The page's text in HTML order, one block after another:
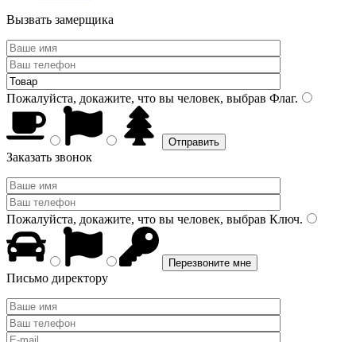
Вызвать замерщика
Пожалуйста, докажите, что вы человек, выбрав Флаг.
Заказать звонок
Пожалуйста, докажите, что вы человек, выбрав Ключ.
Письмо директору